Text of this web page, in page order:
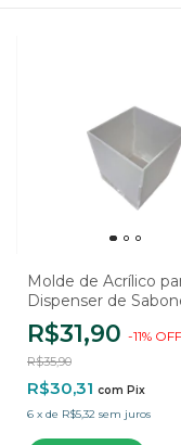
Molde de Acrílico
Dispenser de
Líquido em Resina -
R$31,90 -11% OFF
R$35,90
R$30,31 com Pix
6 x de R$5,32 sem juros